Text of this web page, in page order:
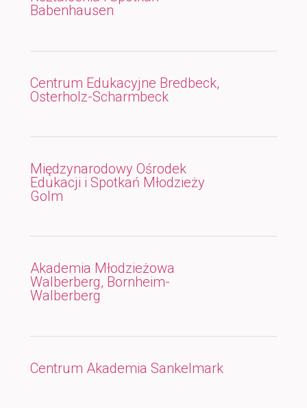
Babenhausen
Centrum Edukacyjne Bredbeck,
Osterholz-Scharmbeck
Międzynarodowy Ośrodek
Edukacji i Spotkań Młodzieży
Golm
Akademia Młodzieżowa
Walberberg, Bornheim-
Walberberg
Centrum Akademia Sankelmark